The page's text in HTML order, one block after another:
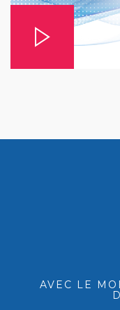
AVEC LE